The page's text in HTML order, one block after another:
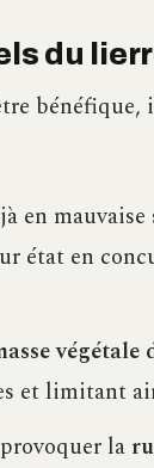
du
en
état en
végétale
et limitant
la